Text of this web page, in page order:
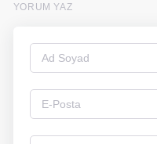
YORUM YAZ